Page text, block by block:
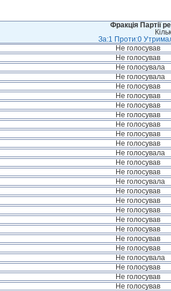
Фракція Партії
За:1 Проти:0
Не голосував
Не голосував
Не голосувала
Не голосувала
Не голосував
Не голосував
Не голосував
Не голосував
Не голосував
Не голосував
Не голосував
Не голосувала
Не голосував
Не голосував
Не голосувала
Не голосував
Не голосував
Не голосував
Не голосував
Не голосував
Не голосував
Не голосував
Не голосувала
Не голосував
Не голосував
Не голосував